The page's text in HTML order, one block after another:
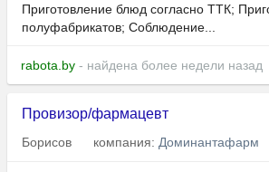
Приготовление блюд согласно ТТК;
полуфабрикатов; Соблюдение...
rabota.by - найдена более недели назад
Провизор/фармацевт
Борисов компания: Доминантафарм